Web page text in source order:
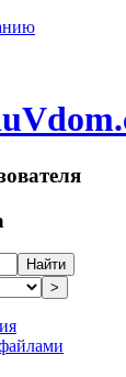
Найти
>